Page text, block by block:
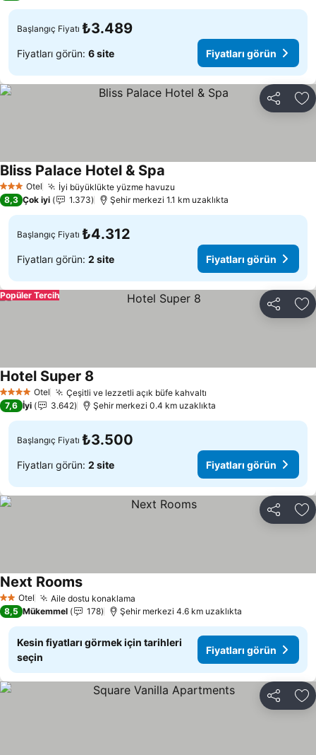
Başlangıç Fiyatı ₺3.489
Fiyatları görün: 6 site Fiyatları görün
Paylaş
3 YıldızOtel İyi büyüklükte yüzme havuzu
Bliss Palace Hotel & Spa
8,3 Çok iyi 1.373 Şehir merkezi 1.1 km uzaklıkta
Başlangıç Fiyatı ₺4.312
Fiyatları görün: 2 site Fiyatları görün
Paylaş
Popüler Tercih
4 Yıldız Otel Çeşitli ve lezzetli açık büfe kahvaltı
Hotel Super 8
7,6 İyi 3.642 Şehir merkezi 0.4 km uzaklıkta
Başlangıç Fiyatı ₺3.500
Fiyatları görün: 2 site Fiyatları görün
Paylaş
2 Yıldız
Otel Aile dostu konaklama
Next RoomsFiyatları görün
8,5 Mükemmel 178 Şehir merkezi 4.6 km uzaklıkta
Kesin fiyatları görmek için tarihleri
seçin
Fiyatları görün
Paylaş